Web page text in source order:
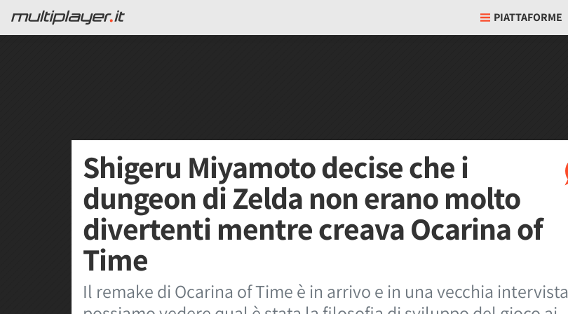
PIATTAFORME
Shigeru Miyamoto decise che i
dungeon di Zelda non erano molto
divertenti mentre creava Ocarina of
Time
Il remake di Ocarina of Time è in arrivo e in una vecchia intervista